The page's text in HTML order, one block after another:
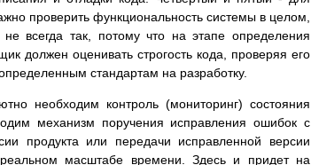
проверить функциональность системы в целом,
всегда так, потому что на этапе определения
должен оценивать строгость кода, проверяя его
стандартам на разработку.
необходим контроль (мониторинг) состояния
механизм поручения исправления ошибок с
продукта или передачи исправленной версии
масштабе времени. Здесь и придет на